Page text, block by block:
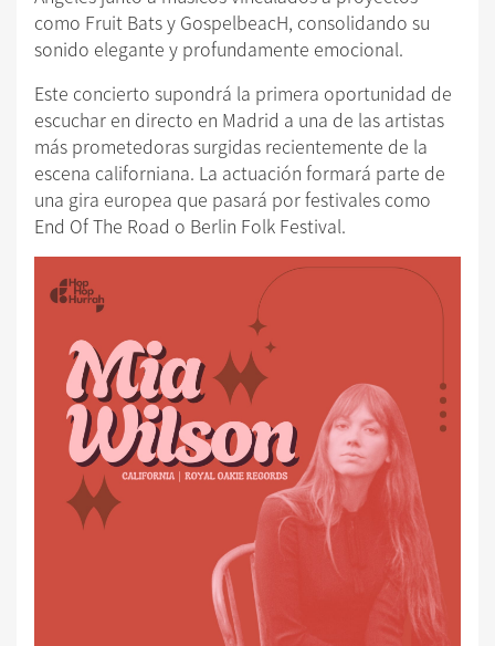
como Fruit Bats y GospelbeacH, consolidando su
sonido elegante y profundamente emocional.
Este concierto supondrá la primera oportunidad de
escuchar en directo en Madrid a una de las artistas
más prometedoras surgidas recientemente de la
escena californiana. La actuación formará parte de
una gira europea que pasará por festivales como
End Of The Road o Berlin Folk Festival.